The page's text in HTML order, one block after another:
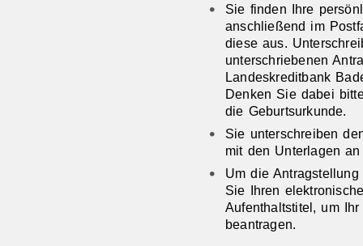
Sie finden Ihre
anschließend im
diese aus.
unterschriebenen
Landeskreditbank
Denken Sie dabei
die Geburtsurkunde.
Sie unterschreiben
mit den Unterlagen
Um die
Sie Ihren
Aufenthaltstitel, um
beantragen.